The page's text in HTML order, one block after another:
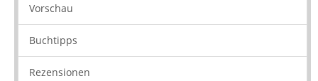
Vorschau
Buchtipps
Rezensionen